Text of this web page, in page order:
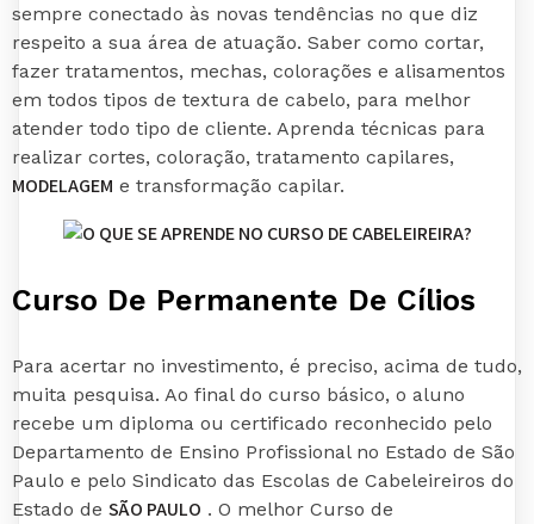
sempre conectado às novas tendências no que diz
respeito a sua área de atuação. Saber como cortar,
fazer tratamentos, mechas, colorações e alisamentos
em todos tipos de textura de cabelo, para melhor
atender todo tipo de cliente. Aprenda técnicas para
realizar cortes, coloração, tratamento capilares,
MODELAGEM e transformação capilar.
Curso De Permanente De Cílios
Para acertar no investimento, é preciso, acima de tudo,
muita pesquisa. Ao final do curso básico, o aluno
recebe um diploma ou certificado reconhecido pelo
Departamento de Ensino Profissional no Estado de São
Paulo e pelo Sindicato das Escolas de Cabeleireiros do
Estado de SÃO PAULO . O melhor Curso de